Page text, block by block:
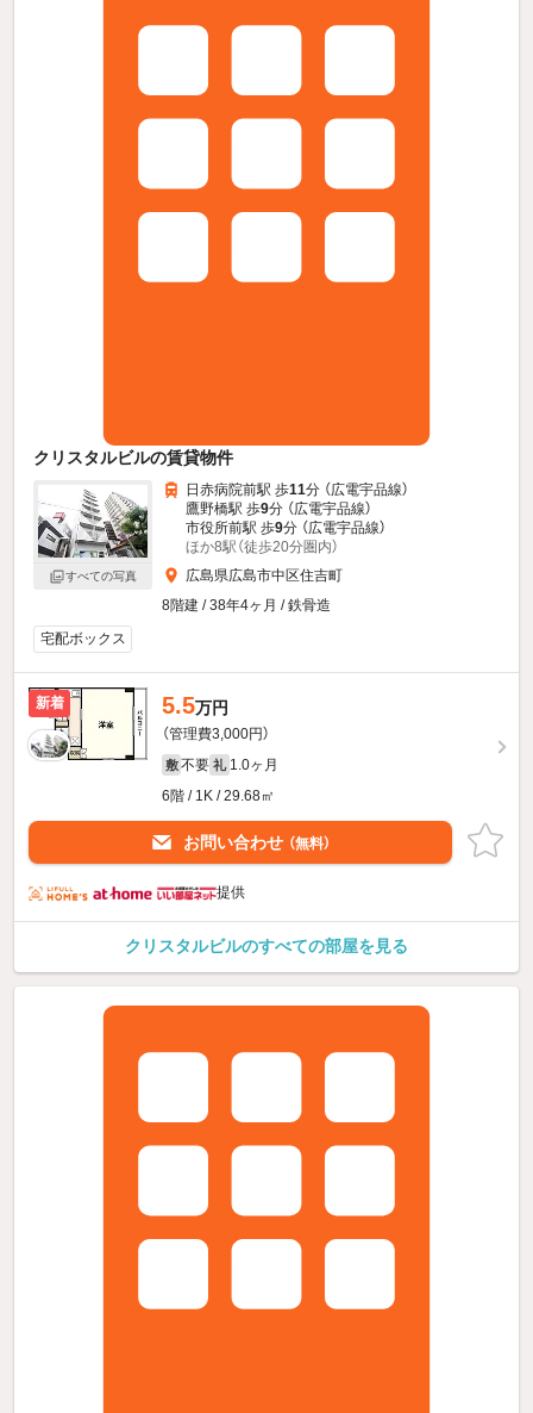
クリスタルビルの賃貸物件
すべての写真
日赤病院前駅 歩11分 （広電宇品線）
鷹野橋駅 歩9分 （広電宇品線）
市役所前駅 歩9分 （広電宇品線）
ほか8駅（徒歩20分圏内）
広島県広島市中区住吉町
8階建 / 38年4ヶ月 / 鉄骨造
宅配ボックス
新着 5.5万円
（管理費3,000円）
敷 不要 礼 1.0ヶ月
6階 / 1K / 29.68㎡
お問い合わせ （無料）
提供
クリスタルビルのすべての部屋を見る